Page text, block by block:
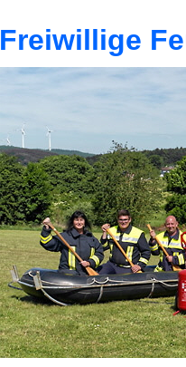
Freiwillige